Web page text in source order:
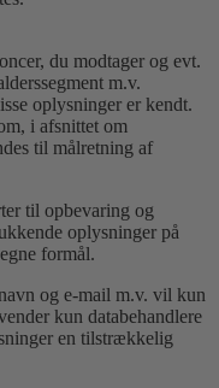
du modtager og evt.
m.v.
oplysninger er kendt.
i afsnittet om
til målretning af
til opbevaring og
oplysninger på
formål.
og e-mail m.v. vil kun
kun databehandlere
en tilstrækkelig